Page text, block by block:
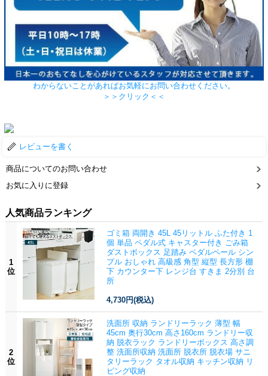
わからないことがあればお気軽にお問い合わせください。
＞＞クリック＜＜
レビューを書く
商品についてのお問い合わせ
お気に入りに登録
人気商品ランキング
1
位
ゴミ箱 両開き 45L 45リットル ふた付き 1
個 単品 ペダル式 キャスター付き ごみ箱
ダストボックス 足踏み ペダルペール シン
プル おしゃれ 高級感 角型 縦型 長方形 棚
下 カウンター下 レンジ台 すきま 2分別 台
所
4,730円(税込)
2
位
洗面所 収納 ランドリーラック 薄型 幅
45cm 奥行30cm 高さ160cm ランドリー収
納 脱衣ラック ランドリーボックス 高さ調
整 洗面所収納 洗面所 脱衣所 脱衣場 サニ
タリーラック タオル収納 キッチン収納 リ
ビング収納